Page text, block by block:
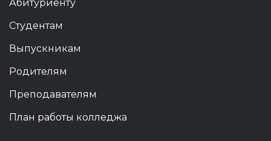
Абитуриенту
Студентам
Выпускникам
Родителям
Преподавателям
План работы колледжа